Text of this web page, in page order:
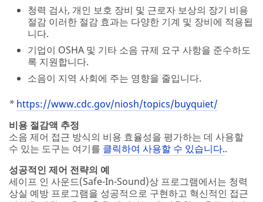
타 조직을 표창합니다. www.safeinsound.us에서 온라인
으로 자세히 알아보세요.www.safeinsound.us.
고려해 봤습니까?
직원이 식별한 소음 문제에 대한 해결책을 마련하기 위
해 유지 관리 담당 작업자를 참여시켜 "소음 제어 대
회"를 열었습니까?
압축 공기를 사용하는 시스템의 누출을 제어하여 에너
지 비용을 절감하고 소음 노출을 줄이십니까?
청력 보존 프로그램은 작업자 1인당 연간 비용이 얼마
나 듭니까? 소음 노출을 관리 수준 이하로 줄이면 얼마
나 절약할 수 있습니까?